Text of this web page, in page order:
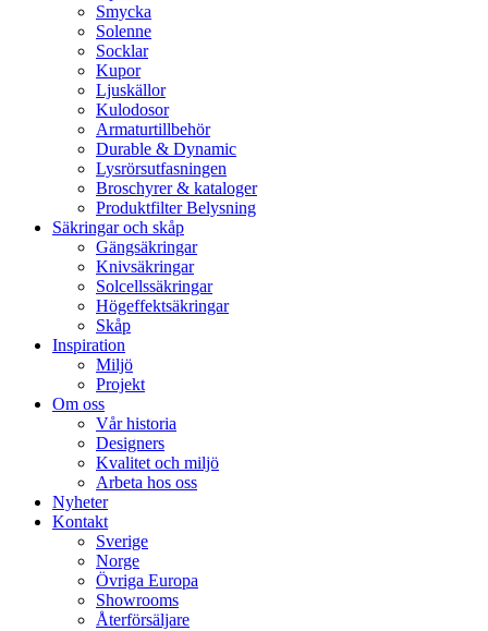
Smycka
Solenne
Socklar
Kupor
Ljuskällor
Kulodosor
Armaturtillbehör
Durable & Dynamic
Lysrörsutfasningen
Broschyrer & kataloger
Produktfilter Belysning
Säkringar och skåp
Gängsäkringar
Knivsäkringar
Solcellssäkringar
Högeffektsäkringar
Skåp
Inspiration
Miljö
Projekt
Om oss
Vår historia
Designers
Kvalitet och miljö
Arbeta hos oss
Nyheter
Kontakt
Sverige
Norge
Övriga Europa
Showrooms
Återförsäljare